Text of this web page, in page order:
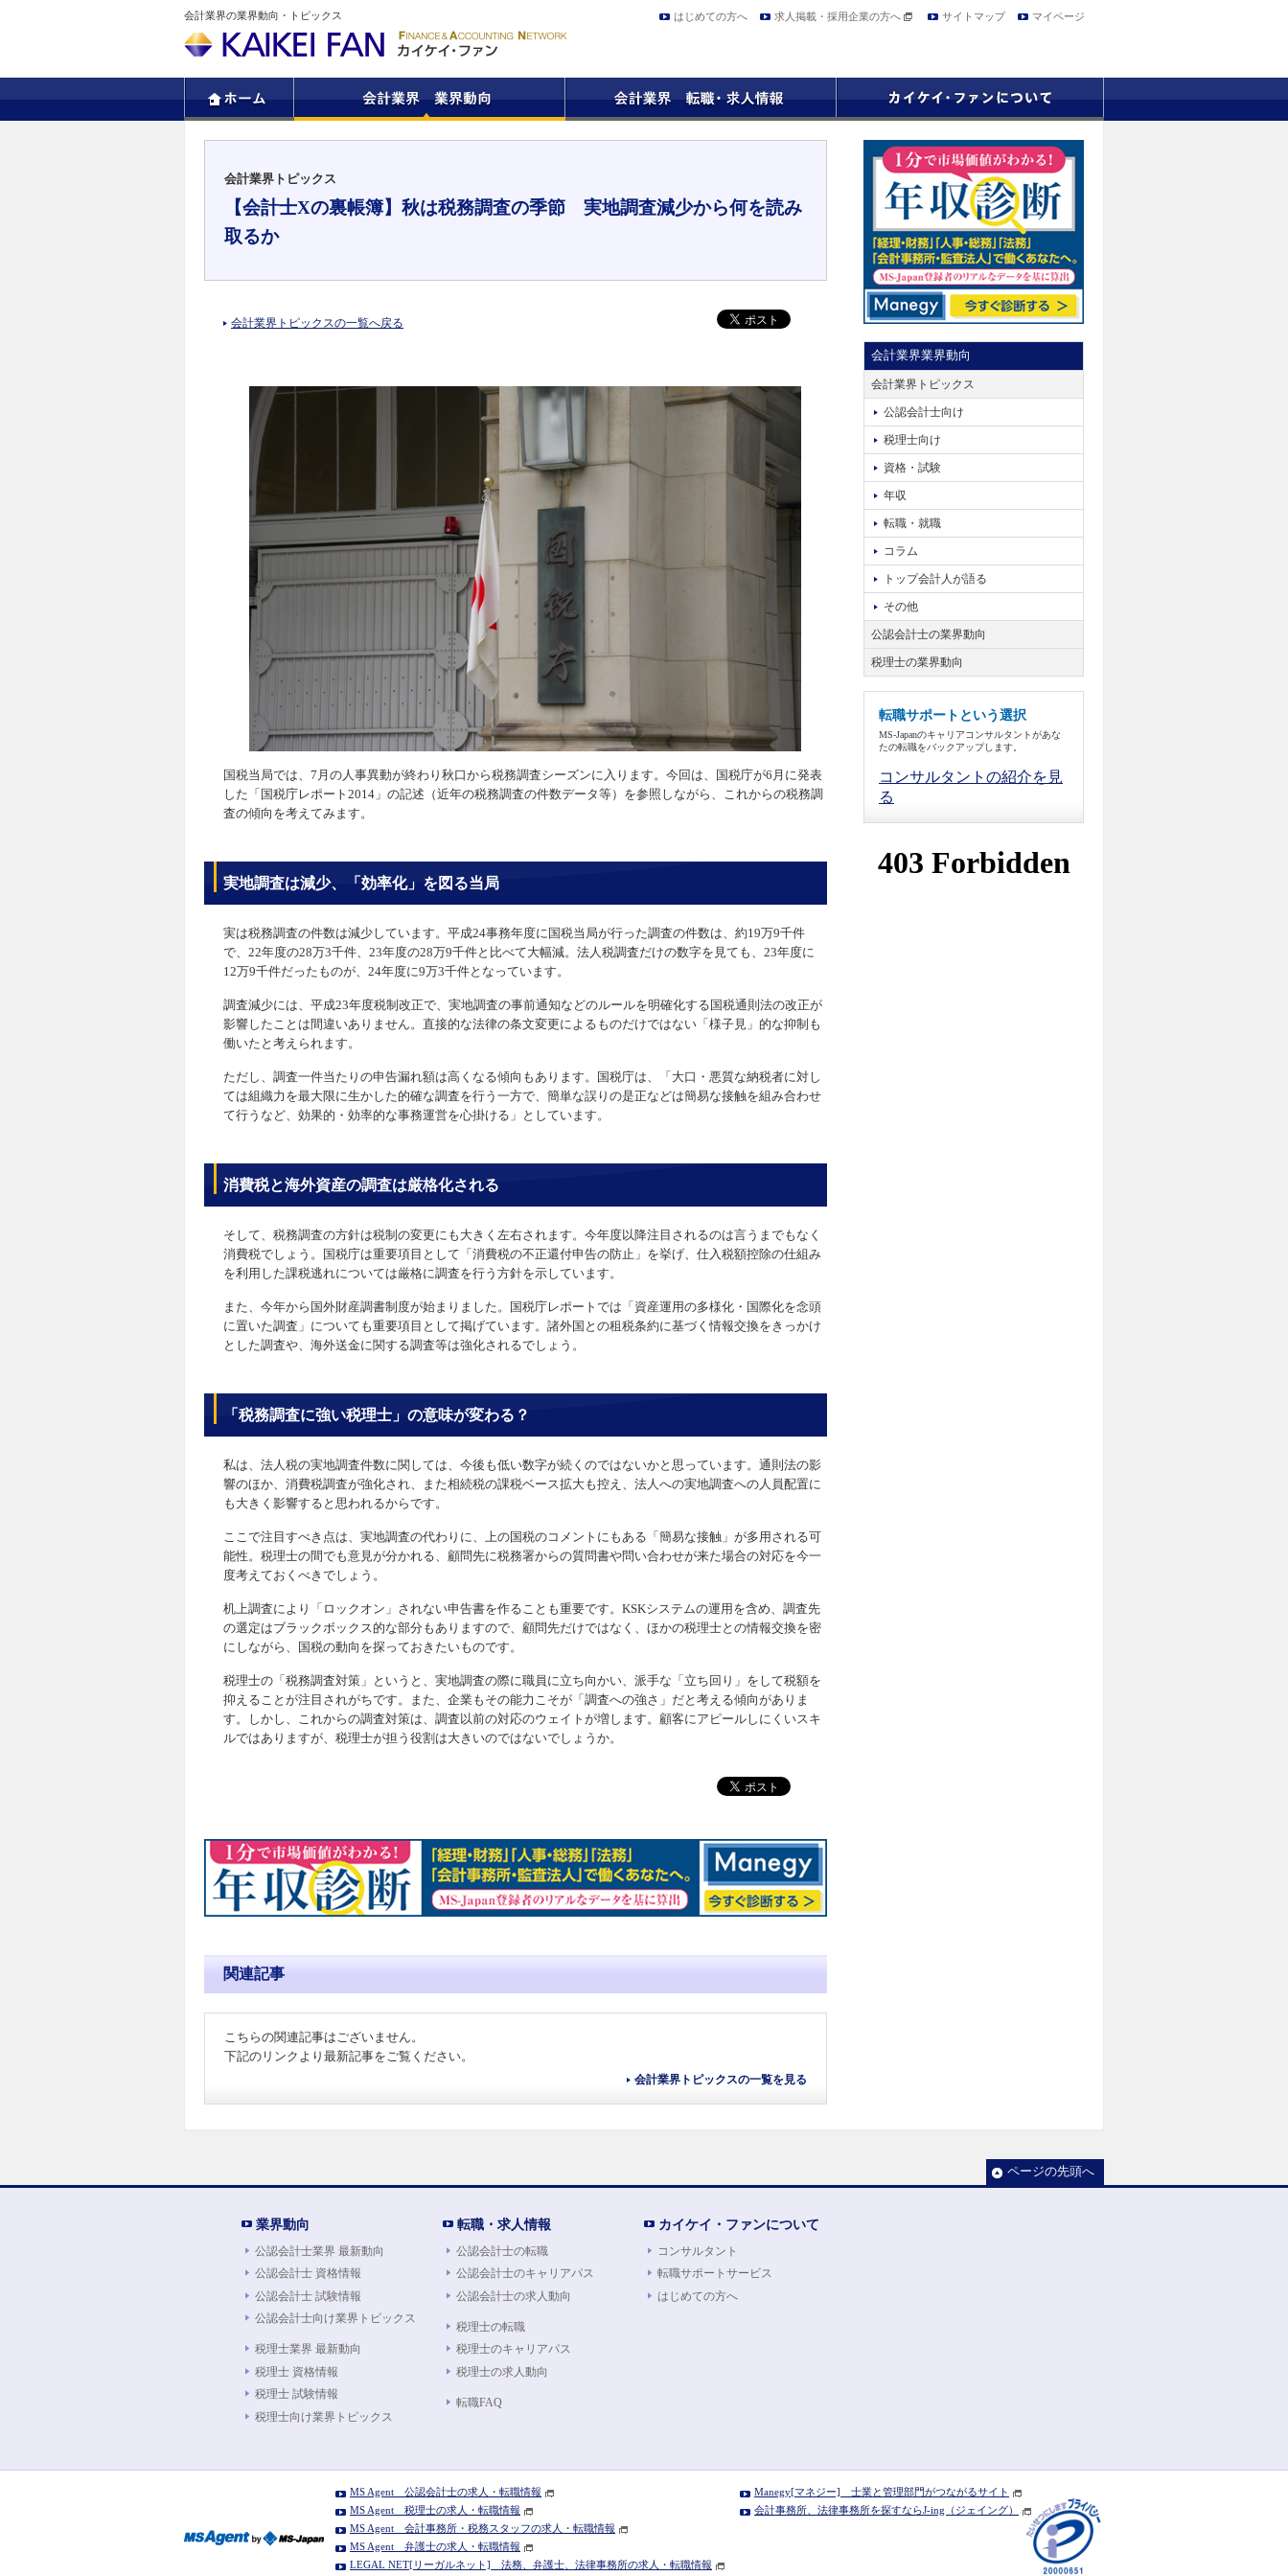
会計業界の業界動向・トピックス はじめての方へ 求人掲載・採用企業の方へ サイトマップ マイページ
会計業界トピックス
【会計士Xの裏帳簿】秋は税務調査の季節 実地調査減少から何を読み
取るか
会計業界トピックスの一覧へ戻る
国税当局では、7月の人事異動が終わり秋口から税務調査シーズンに入ります。今回は、国税庁が6月に発表
した「国税庁レポート2014」の記述（近年の税務調査の件数データ等）を参照しながら、これからの税務調
査の傾向を考えてみます。
実地調査は減少、「効率化」を図る当局
実は税務調査の件数は減少しています。平成24事務年度に国税当局が行った調査の件数は、約19万9千件
で、22年度の28万3千件、23年度の28万9千件と比べて大幅減。法人税調査だけの数字を見ても、23年度に
12万9千件だったものが、24年度に9万3千件となっています。
調査減少には、平成23年度税制改正で、実地調査の事前通知などのルールを明確化する国税通則法の改正が
影響したことは間違いありません。直接的な法律の条文変更によるものだけではない「様子見」的な抑制も
働いたと考えられます。
ただし、調査一件当たりの申告漏れ額は高くなる傾向もあります。国税庁は、「大口・悪質な納税者に対し
ては組織力を最大限に生かした的確な調査を行う一方で、簡単な誤りの是正などは簡易な接触を組み合わせ
て行うなど、効果的・効率的な事務運営を心掛ける」としています。
消費税と海外資産の調査は厳格化される
そして、税務調査の方針は税制の変更にも大きく左右されます。今年度以降注目されるのは言うまでもなく
消費税でしょう。国税庁は重要項目として「消費税の不正還付申告の防止」を挙げ、仕入税額控除の仕組み
を利用した課税逃れについては厳格に調査を行う方針を示しています。
また、今年から国外財産調書制度が始まりました。国税庁レポートでは「資産運用の多様化・国際化を念頭
に置いた調査」についても重要項目として掲げています。諸外国との租税条約に基づく情報交換をきっかけ
とした調査や、海外送金に関する調査等は強化されるでしょう。
「税務調査に強い税理士」の意味が変わる？
私は、法人税の実地調査件数に関しては、今後も低い数字が続くのではないかと思っています。通則法の影
響のほか、消費税調査が強化され、また相続税の課税ベース拡大も控え、法人への実地調査への人員配置に
も大きく影響すると思われるからです。
ここで注目すべき点は、実地調査の代わりに、上の国税のコメントにもある「簡易な接触」が多用される可
能性。税理士の間でも意見が分かれる、顧問先に税務署からの質問書や問い合わせが来た場合の対応を今一
度考えておくべきでしょう。
机上調査により「ロックオン」されない申告書を作ることも重要です。KSKシステムの運用を含め、調査先
の選定はブラックボックス的な部分もありますので、顧問先だけではなく、ほかの税理士との情報交換を密
にしながら、国税の動向を探っておきたいものです。
税理士の「税務調査対策」というと、実地調査の際に職員に立ち向かい、派手な「立ち回り」をして税額を
抑えることが注目されがちです。また、企業もその能力こそが「調査への強さ」だと考える傾向がありま
す。しかし、これからの調査対策は、調査以前の対応のウェイトが増します。顧客にアピールしにくいスキ
ルではありますが、税理士が担う役割は大きいのではないでしょうか。
関連記事
こちらの関連記事はございません。
下記のリンクより最新記事をご覧ください。
会計業界トピックスの一覧を見る
会計業界業界動向
会計業界トピックス
公認会計士向け
税理士向け
資格・試験
年収
転職・就職
コラム
トップ会計人が語る
その他
公認会計士の業界動向
税理士の業界動向
転職サポートという選択
MS-Japanのキャリアコンサルタントがあな
たの転職をバックアップします。
コンサルタントの紹介を見
る
ページの先頭へ
業界動向
公認会計士業界 最新動向
公認会計士 資格情報
公認会計士 試験情報
公認会計士向け業界トピックス
税理士業界 最新動向
税理士 資格情報
税理士 試験情報
税理士向け業界トピックス
転職・求人情報
公認会計士の転職
公認会計士のキャリアパス
公認会計士の求人動向
税理士の転職
税理士のキャリアパス
税理士の求人動向
転職FAQ
カイケイ・ファンについて
コンサルタント
転職サポートサービス
はじめての方へ
MS Agent 公認会計士の求人・転職情報
MS Agent 税理士の求人・転職情報
MS Agent 会計事務所・税務スタッフの求人・転職情報
MS Agent 弁護士の求人・転職情報
LEGAL NET[リーガルネット] 法務、弁護士、法律事務所の求人・転職情報
Manegy[マネジー] 士業と管理部門がつながるサイト
会計事務所、法律事務所を探すならJ-ing（ジェイング）